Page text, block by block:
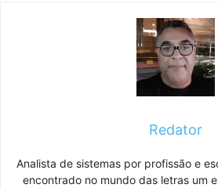
Redator
Analista de sistemas por profissão e
encontrado no mundo das letras um